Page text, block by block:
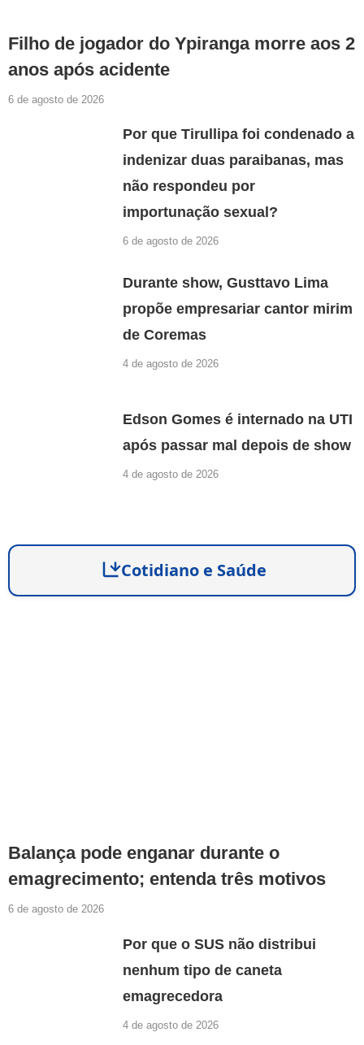
Filho de jogador do Ypiranga morre aos 2
anos após acidente
6 de agosto de 2026
Por que Tirullipa foi condenado a
indenizar duas paraibanas, mas
não respondeu por
importunação sexual?
6 de agosto de 2026
Durante show, Gusttavo Lima
propõe empresariar cantor mirim
de Coremas
4 de agosto de 2026
Edson Gomes é internado na UTI
após passar mal depois de show
4 de agosto de 2026
Cotidiano e Saúde
Balança pode enganar durante o
emagrecimento; entenda três motivos
6 de agosto de 2026
Por que o SUS não distribui
nenhum tipo de caneta
emagrecedora
4 de agosto de 2026